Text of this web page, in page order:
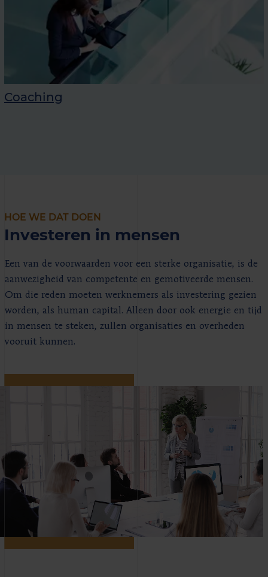
Coaching
HOE WE DAT DOEN
Investeren in mensen
Een van de voorwaarden voor een sterke organisatie, is de
aanwezigheid van competente en gemotiveerde mensen.
Om die reden moeten werknemers als investering gezien
worden, als human capital. Alleen door ook energie en tijd
in mensen te steken, zullen organisaties en overheden
vooruit kunnen.